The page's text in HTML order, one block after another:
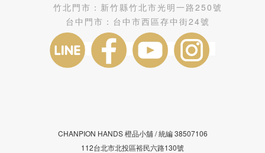
竹北門市： 新竹縣竹北市光明一路250號
台中門市： 台中市西區存中街24號
CHANPION HANDS 橙品小舖 /統編38507106
112台北市北投區裕民六路130號